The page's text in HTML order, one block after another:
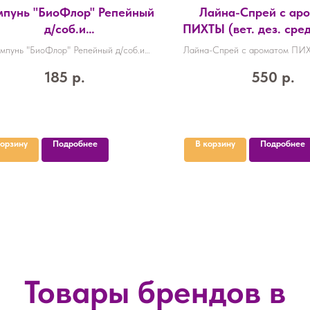
"БиоФлор" Репейный
д/соб.и
"БиоФлор" Репейный д/соб.и
185 р.
Подробнее
Лайна-Спрей с
ПИХТЫ (вет. дез.
0,75л 14шт/
Лайна-Спрей с ароматом
550 р.
В корзину Подробнее
Товары брендов в